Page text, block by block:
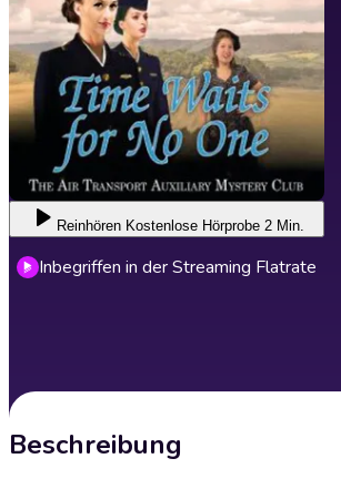
Reinhören Kostenlose Hörprobe 2 Min.
Inbegriffen in der Streaming Flatrate
Beschreibung